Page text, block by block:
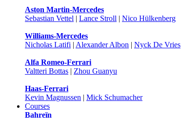
Aston Martin-Mercedes
Sebastian Vettel | Lance Stroll | Nico Hülkenberg
Williams-Mercedes
Nicholas Latifi | Alexander Albon | Nyck De Vries
Alfa Romeo-Ferrari
Valtteri Bottas | Zhou Guanyu
Haas-Ferrari
Kevin Magnussen | Mick Schumacher
Courses
Bahreïn